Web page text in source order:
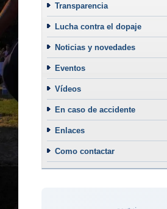
Transparencia
Lucha contra el dopaje
Noticias y novedades
Eventos
Vídeos
En caso de accidente
Enlaces
Como contactar